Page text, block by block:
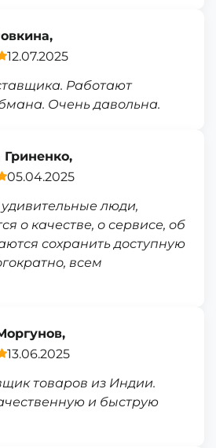
12.07.2025
Работают
Очень давольна.
Гриненко,
05.04.2025
люди,
о качестве, о сервисе, об
сохранить доступную
всем
13.06.2025
товаров из Индии.
и быструю